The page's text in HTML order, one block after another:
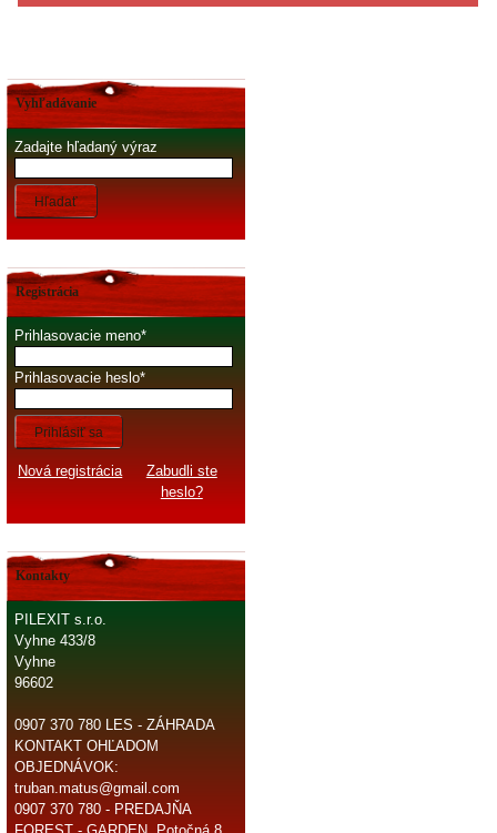
Vyhľadávanie
Zadajte hľadaný výraz
Hľadať
Registrácia
Prihlasovacie meno
Prihlasovacie heslo
Prihlásiť sa
Nová registrácia
Zabudli ste
heslo?
Kontakty
PILEXIT s.r.o.
Vyhne 433/8
Vyhne
96602
0907 370 780 LES - ZÁHRADA
KONTAKT OHĽADOM
OBJEDNÁVOK:
truban.matus@gmail.com
0907 370 780 - PREDAJŇA